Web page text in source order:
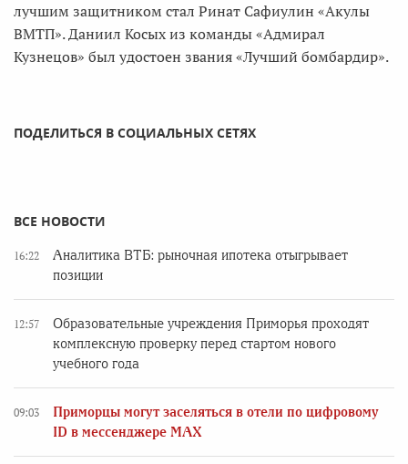
лучшим защитником стал Ринат Сафиулин «Акулы
ВМТП». Даниил Косых из команды «Адмирал
Кузнецов» был удостоен звания «Лучший бомбардир».
ПОДЕЛИТЬСЯ В СОЦИАЛЬНЫХ СЕТЯХ
ВСЕ НОВОСТИ
16:22
Аналитика ВТБ: рыночная ипотека отыгрывает
позиции
12:57
Образовательные учреждения Приморья проходят
комплексную проверку перед стартом нового
учебного года
09:03
Приморцы могут заселяться в отели по цифровому
ID в мессенджере MAX